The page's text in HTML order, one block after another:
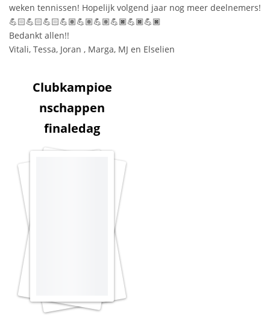
weken tennissen! Hopelijk volgend jaar nog meer deelnemers!
💪🏻💪🏻💪🏻💪🏽💪🏽💪🏽💪🏿💪🏿💪🏿
Bedankt allen!!
Vitali, Tessa, Joran , Marga, MJ en Elselien
Clubkampioe
nschappen
finaledag